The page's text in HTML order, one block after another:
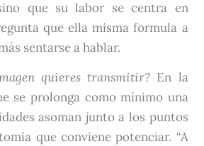
que su labor se centra en
que ella misma formula a
sentarse a hablar.
quieres transmitir? En la
se prolonga como mínimo una
asoman junto a los puntos
que conviene potenciar. “A